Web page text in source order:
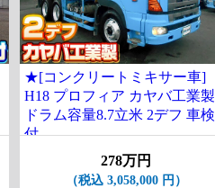
★[コンクリートミキサー車]
H18 プロフィア カヤバ工業製
ドラム容量8.7立米 2デフ 車検
付
278万円
（税込 3,058,000 円）